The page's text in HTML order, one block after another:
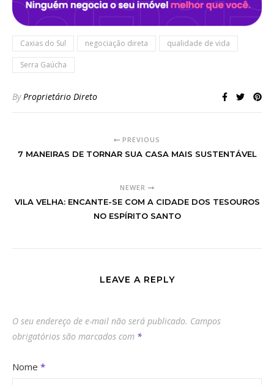
Caxias do Sul negociação direta qualidade de vida
Serra Gaúcha
ByProprietário Direto
PREVIOUS
7 MANEIRAS DE TORNAR SUA CASA MAIS SUSTENTÁVEL
NEWER
VILA VELHA: ENCANTE-SE COM A CIDADE DOS TESOUROS
NO ESPÍRITO SANTO
LEAVE A REPLY
O seu endereço de e-mail não será publicado. Campos
obrigatórios são marcados com *
Nome *